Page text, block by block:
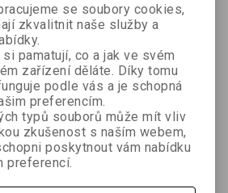
Přišel k nám
Mikuláš
Nikol
Štecurová
18 Kč 20 Kč
Ovoce a
číslice –
vymalovánk
y pro
Kristýna
Bízová
19 Kč 21 Kč
se soubory cookies,
zkvalitnit naše služby a
pamatují, co a jak ve svém
zařízení děláte. Díky tomu
podle vás a je schopná
preferencím.
typů souborů může mít vliv
zkušenost s naším webem,
poskytnout vám nabídku
preferencí.